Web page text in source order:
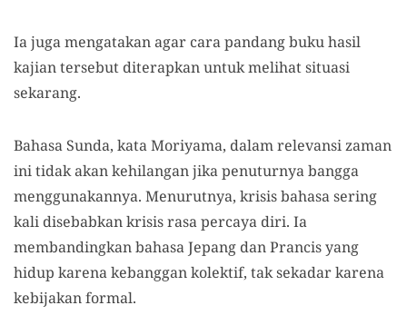
Ia juga mengatakan agar cara pandang buku hasil
kajian tersebut diterapkan untuk melihat situasi
sekarang.
Bahasa Sunda, kata Moriyama, dalam relevansi zaman
ini tidak akan kehilangan jika penuturnya bangga
menggunakannya. Menurutnya, krisis bahasa sering
kali disebabkan krisis rasa percaya diri. Ia
membandingkan bahasa Jepang dan Prancis yang
hidup karena kebanggan kolektif, tak sekadar karena
kebijakan formal.